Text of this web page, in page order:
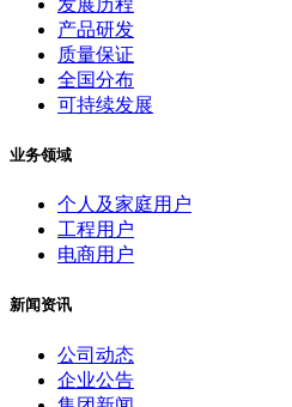
产品研发
质量保证
全国分布
可持续发展
业务领域
个人及家庭用户
工程用户
电商用户
新闻资讯
公司动态
企业公告